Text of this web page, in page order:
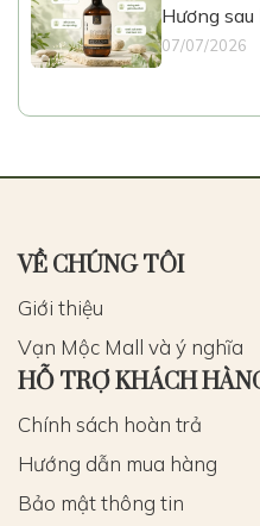
Hương
07/07/2026
VỀ CHÚNG TÔI
Giới thiệu
Vạn Mộc Mall và ý nghĩa
HỖ TRỢ KHÁCH
Chính sách hoàn trả
Hướng dẫn mua hàng
Bảo mật thông tin